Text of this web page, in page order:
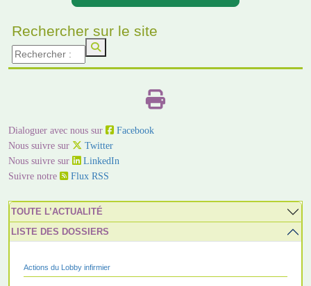
Rechercher sur le site
Dialoguer avec nous sur
Facebook
Nous suivre sur
Twitter
Nous suivre sur
LinkedIn
Suivre notre
Flux RSS
TOUTE L’ACTUALITÉ
LISTE DES DOSSIERS
Actions du Lobby infirmier